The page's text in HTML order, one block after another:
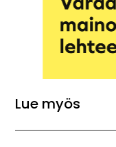
Lue myös